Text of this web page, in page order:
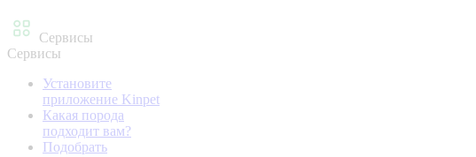
Сервисы
Сервисы
Установите
приложение Kinpet
Какая порода
подходит вам?
Подобрать